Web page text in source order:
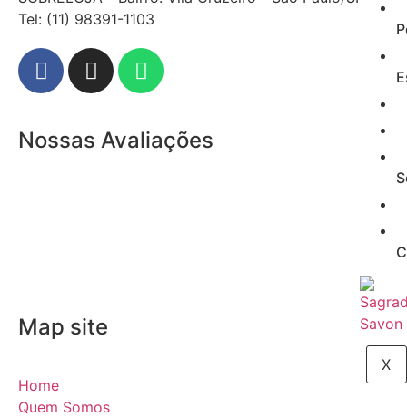
X
​​​​​​​​​​​​​​​​​​​​Tel: (11) 98391-1103
Nossas Avaliações
Map site
Home
Quem Somos